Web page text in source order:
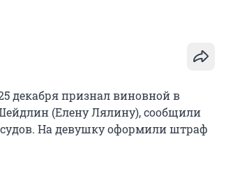
декабря признал виновной в
(Елену Лялину), сообщили
На девушку оформили штраф